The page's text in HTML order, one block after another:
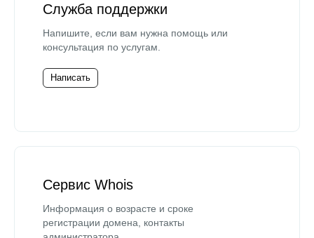
Служба поддержки
Напишите, если вам нужна помощь или
консультация по услугам.
Написать
Сервис Whois
Информация о возрасте и сроке
регистрации домена, контакты